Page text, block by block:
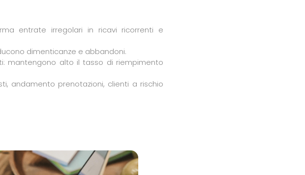
entrate irregolari in ricavi ricorrenti e
dimenticanze e abbandoni.
mantengono alto il tasso di riempimento
andamento prenotazioni, clienti a rischio